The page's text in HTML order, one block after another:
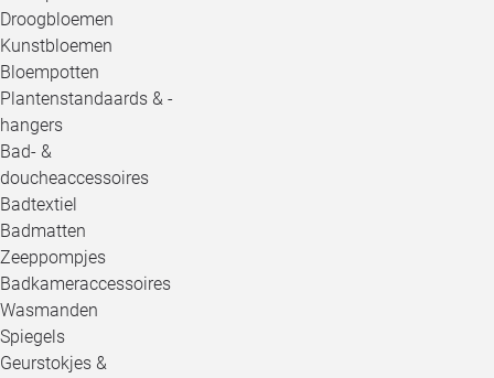
Droogbloemen
Kunstbloemen
Bloempotten
Plantenstandaards & -
hangers
Bad- &
doucheaccessoires
Badtextiel
Badmatten
Zeeppompjes
Badkameraccessoires
Wasmanden
Spiegels
Geurstokjes &